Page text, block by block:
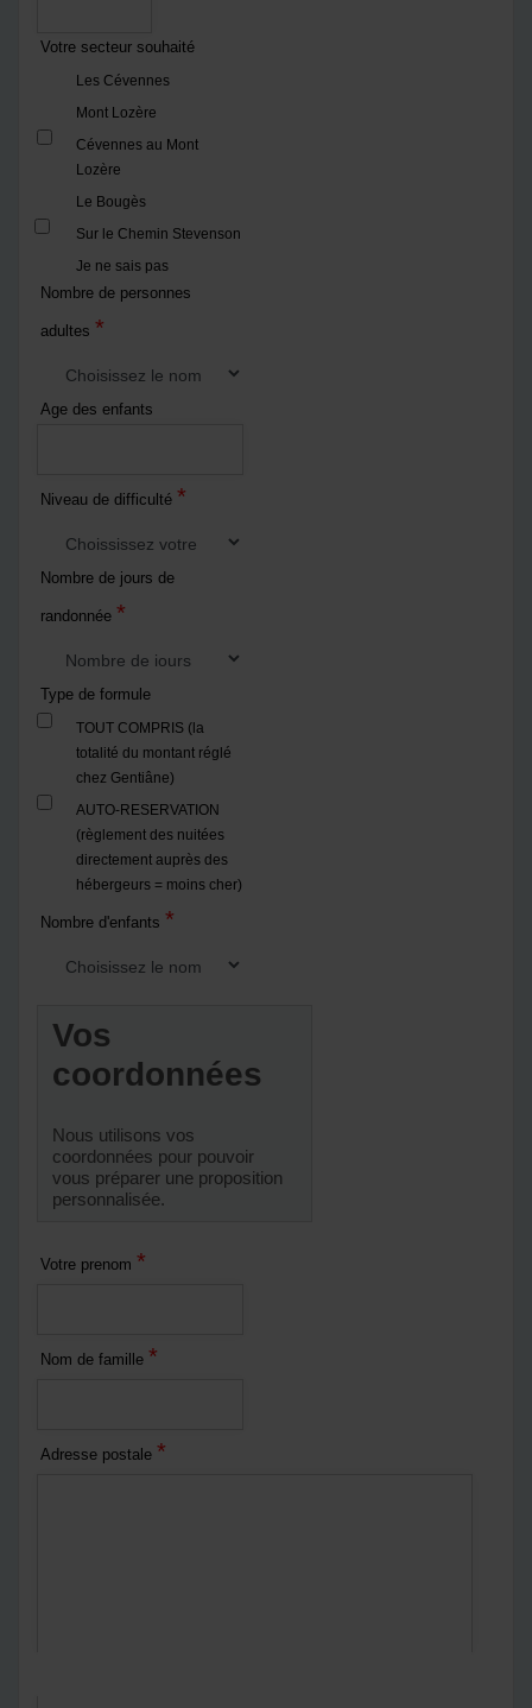
Votre secteur souhaité
Les Cévennes
Mont Lozère
Cévennes au Mont
Lozère
Le Bougès
Sur le Chemin Stevenson
Je ne sais pas
Nombre de personnes
adultes *
Age des enfants
Niveau de difficulté *
Nombre de jours de
randonnée *
Type de formule
TOUT COMPRIS (la
totalité du montant réglé
chez Gentiâne)
AUTO-RESERVATION
(règlement des nuitées
directement auprès des
hébergeurs = moins cher)
Nombre d'enfants *
Vos
coordonnées
Nous utilisons vos
coordonnées pour pouvoir
vous préparer une proposition
personnalisée.
Votre prenom *
Nom de famille *
Adresse postale *